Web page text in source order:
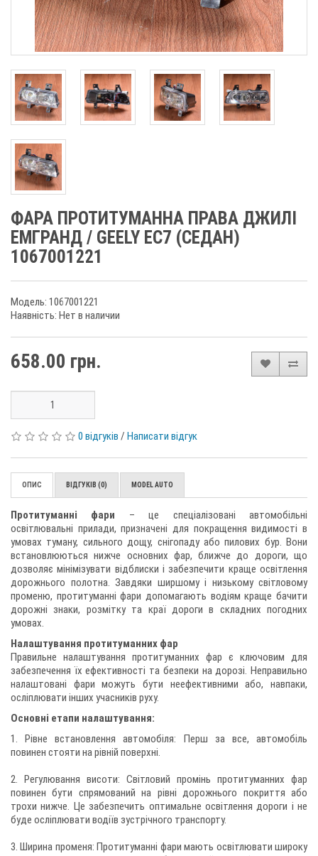
ФАРА ПРОТИТУМАННА ПРАВА ДЖИЛІ
ЕМГРАНД / GEELY EC7 (СЕДАН)
1067001221
Модель: 1067001221
Наявність: Нет в наличии
658.00 грн.
0 відгуків / Написати відгук
ОПИС ВІДГУКІВ (0) MODEL AUTO
Протитуманні фари – це спеціалізовані автомобільні
освітлювальні прилади, призначені для покращення видимості в
умовах туману, сильного дощу, снігопаду або пилових бур. Вони
встановлюються нижче основних фар, ближче до дороги, що
дозволяє мінімізувати відблиски і забезпечити краще освітлення
дорожнього полотна. Завдяки ширшому і низькому світловому
променю, протитуманні фари допомагають водіям краще бачити
дорожні знаки, розмітку та краї дороги в складних погодних
умовах.
Налаштування протитуманних фар
Правильне налаштування протитуманних фар є ключовим для
забезпечення їх ефективності та безпеки на дорозі. Неправильно
налаштовані фари можуть бути неефективними або, навпаки,
осліплювати інших учасників руху.
Основні етапи налаштування:
1. Рівне встановлення автомобіля: Перш за все, автомобіль
повинен стояти на рівній поверхні.
2. Регулювання висоти: Світловий промінь протитуманних фар
повинен бути спрямований на рівні дорожнього покриття або
трохи нижче. Це забезпечить оптимальне освітлення дороги і не
буде осліплювати водіїв зустрічного транспорту.
3. Ширина променя: Протитуманні фари мають освітлювати широку